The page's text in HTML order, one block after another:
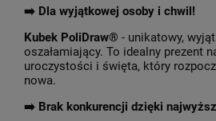
➡️ Dla wyjątkowej osoby i chwil!
Kubek PoliDraw® - unikatowy,
oszałamiający. To idealny prezent
uroczystości i święta, który
nowa.
➡️ Brak konkurencji dzięki